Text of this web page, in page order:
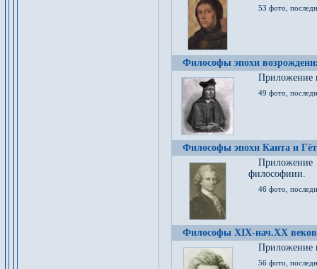
53 фото,
Философы эпохи
Приложение
49 фото,
Философы эпохи Канта и
философиии.
46 фото,
Философы XIX-нач.XX веков
Приложение
56 фото,